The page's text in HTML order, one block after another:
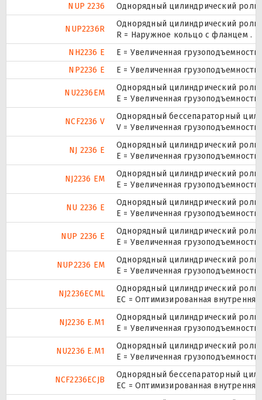
NUP 2236
Однорядный цилиндрический
NUP2236R
Однорядный цилиндрический
R = Наружное кольцо с фланцем .
NH2236 E
Е = Увеличенная грузоподъемность.
NP2236 E
Е = Увеличенная грузоподъемность.
NU2236EM
Однорядный цилиндрический
E = Увеличенная
NCF2236 V
Однорядный бессепараторный
V = Увеличенная
NJ 2236 E
Однорядный цилиндрический
Е = Увеличенная грузоподъемность.
NJ2236 EM
Однорядный цилиндрический
E = Увеличенная
NU 2236 E
Однорядный цилиндрический
Е = Увеличенная грузоподъемность.
NUP 2236 E
Однорядный цилиндрический
Е = Увеличенная грузоподъемность.
NUP2236 EM
Однорядный цилиндрический
E = Увеличенная
NJ2236ECML
Однорядный цилиндрический
EC = Оптимизированная
NJ2236 E.M1
Однорядный цилиндрический
E = Увеличенная
NU2236 E.M1
Однорядный цилиндрический
E = Увеличенная
NCF2236ECJB
Однорядный бессепараторный
EC = Оптимизированная